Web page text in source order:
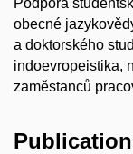
Podpora
obecné
a doktorského
indoevropeistika,
zaměstanců